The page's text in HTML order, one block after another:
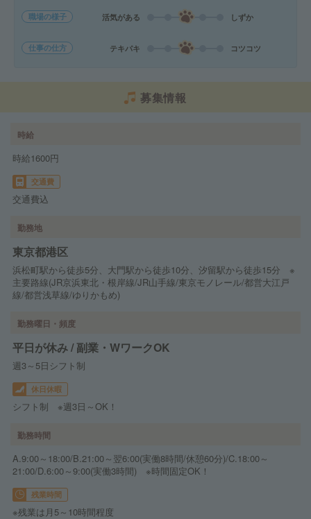
職場の様子 活気がある しずか
仕事の仕方 テキパキ コツコツ
募集情報
時給
時給1600円
交通費
交通費込
勤務地
東京都港区
浜松町駅から徒歩5分、大門駅から徒歩10分、汐留駅から徒歩15分 ※
主要路線(JR京浜東北・根岸線/JR山手線/東京モノレール/都営大江戸
線/都営浅草線/ゆりかもめ)
勤務曜日・頻度
平日が休み / 副業・WワークOK
週3～5日シフト制
休日休暇
シフト制 ※週3日～OK！
勤務時間
A.9:00～18:00/B.21:00～翌6:00(実働8時間/休憩60分)/C.18:00～
21:00/D.6:00～9:00(実働3時間) ※時間固定OK！
残業時間
※残業は月5～10時間程度